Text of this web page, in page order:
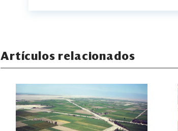
Artículos relacionados